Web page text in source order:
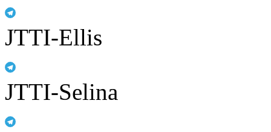
JTTI-Ellis
JTTI-Selina